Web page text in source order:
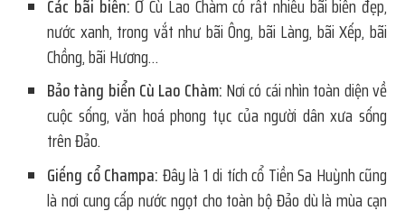
Các bãi biển: Ở Cù Lao Chàm có rất nhiều bãi biển đẹp,
nước xanh, trong vắt như bãi Ông, bãi Làng, bãi Xếp, bãi
Chồng, bãi Hương…
Bảo tàng biển Cù Lao Chàm: Nơi có cái nhìn toàn diện về
cuộc sống, văn hoá phong tục của người dân xưa sống
trên Đảo.
Giếng cổ Champa: Đây là 1 di tích cổ Tiền Sa Huỳnh cũng
là nơi cung cấp nước ngọt cho toàn bộ Đảo dù là mùa cạn